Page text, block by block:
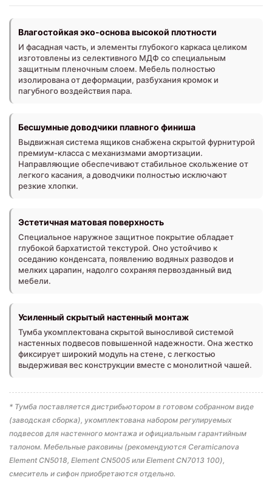
Влагостойкая эко-основа высокой плотности
И фасадная часть, и элементы глубокого каркаса целиком
изготовлены из селективного МДФ со специальным
защитным пленочным слоем. Мебель полностью
изолирована от деформации, разбухания кромок и
пагубного воздействия пара.
Бесшумные доводчики плавного финиша
Выдвижная система ящиков снабжена скрытой фурнитурой
премиум-класса с механизмами амортизации.
Направляющие обеспечивают стабильное скольжение от
легкого касания, а доводчики полностью исключают
резкие хлопки.
Эстетичная матовая поверхность
Специальное наружное защитное покрытие обладает
глубокой бархатистой текстурой. Оно устойчиво к
оседанию конденсата, появлению водяных разводов и
мелких царапин, надолго сохраняя первозданный вид
мебели.
Усиленный скрытый настенный монтаж
Тумба укомплектована скрытой выносливой системой
настенных подвесов повышенной надежности. Она жестко
фиксирует широкий модуль на стене, с легкостью
выдерживая вес конструкции вместе с монолитной чашей.
* Тумба поставляется дистрибьютором в готовом собранном виде
(заводская сборка), укомплектована набором регулируемых
подвесов для настенного монтажа и официальным гарантийным
талоном. Мебельные раковины (рекомендуются Ceramicanova
Element CN5018, Element CN5005 или Element CN7013 100),
смеситель и сифон приобретаются отдельно.